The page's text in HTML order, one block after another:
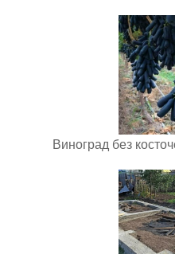
Виноград без